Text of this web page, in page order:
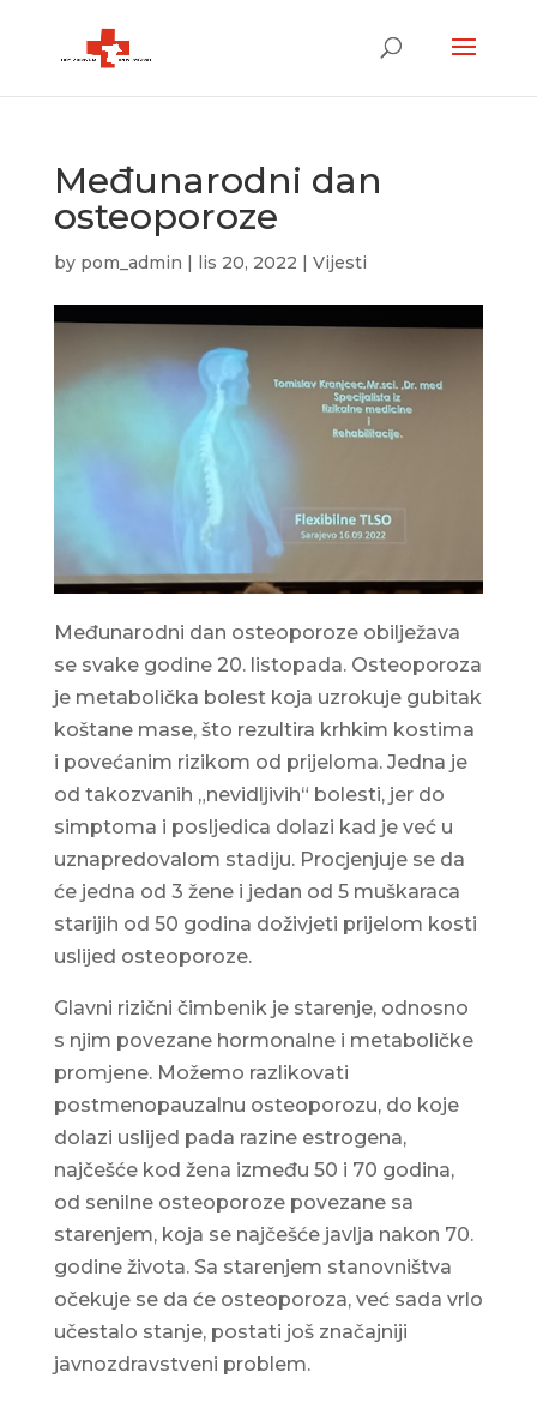
Međunarodni dan
osteoporoze
by pom_admin | lis 20, 2022 | Vijesti
Međunarodni dan osteoporoze obilježava
se svake godine 20. listopada. Osteoporoza
je metabolička bolest koja uzrokuje gubitak
koštane mase, što rezultira krhkim kostima
i povećanim rizikom od prijeloma. Jedna je
od takozvanih „nevidljivih“ bolesti, jer do
simptoma i posljedica dolazi kad je već u
uznapredovalom stadiju. Procjenjuje se da
će jedna od 3 žene i jedan od 5 muškaraca
starijih od 50 godina doživjeti prijelom kosti
uslijed osteoporoze.
Glavni rizični čimbenik je starenje, odnosno
s njim povezane hormonalne i metaboličke
promjene. Možemo razlikovati
postmenopauzalnu osteoporozu, do koje
dolazi uslijed pada razine estrogena,
najčešće kod žena između 50 i 70 godina,
od senilne osteoporoze povezane sa
starenjem, koja se najčešće javlja nakon 70.
godine života. Sa starenjem stanovništva
očekuje se da će osteoporoza, već sada vrlo
učestalo stanje, postati još značajniji
javnozdravstveni problem.